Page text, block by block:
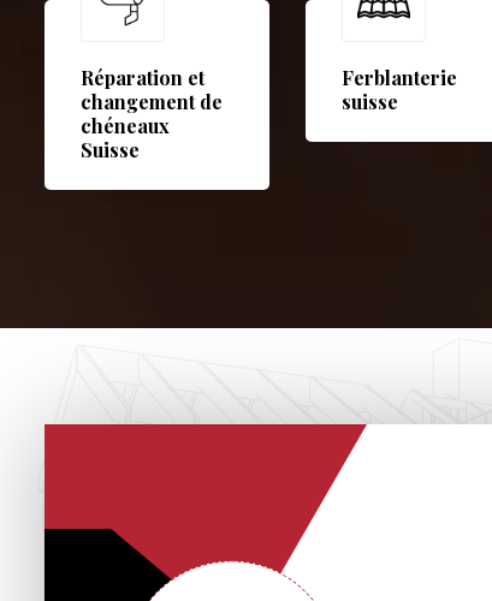
Réparation et
changement de
chéneaux
Suisse
Ferblanterie
suisse